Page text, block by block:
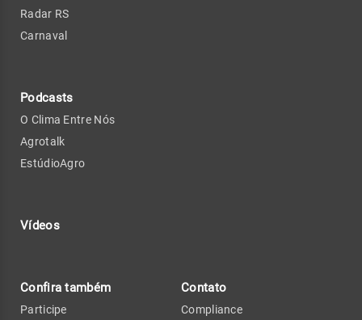
Radar RS
Carnaval
Podcasts
O Clima Entre Nós
Agrotalk
EstúdioAgro
Vídeos
Confira também
Participe
Contato
Compliance